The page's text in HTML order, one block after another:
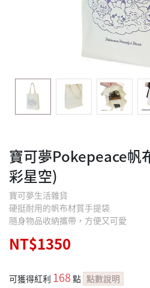
寶可夢Pokepeace帆
彩星空)
寶可夢生活雜貨
硬挺耐用的帆布材質手提袋
隨身物品收納攜帶，方便又可愛
NT$1350
可獲得紅利 168 點 點數說明